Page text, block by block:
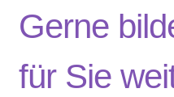
Gerne
für Sie